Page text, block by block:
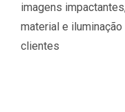
imagens
material e
clientes